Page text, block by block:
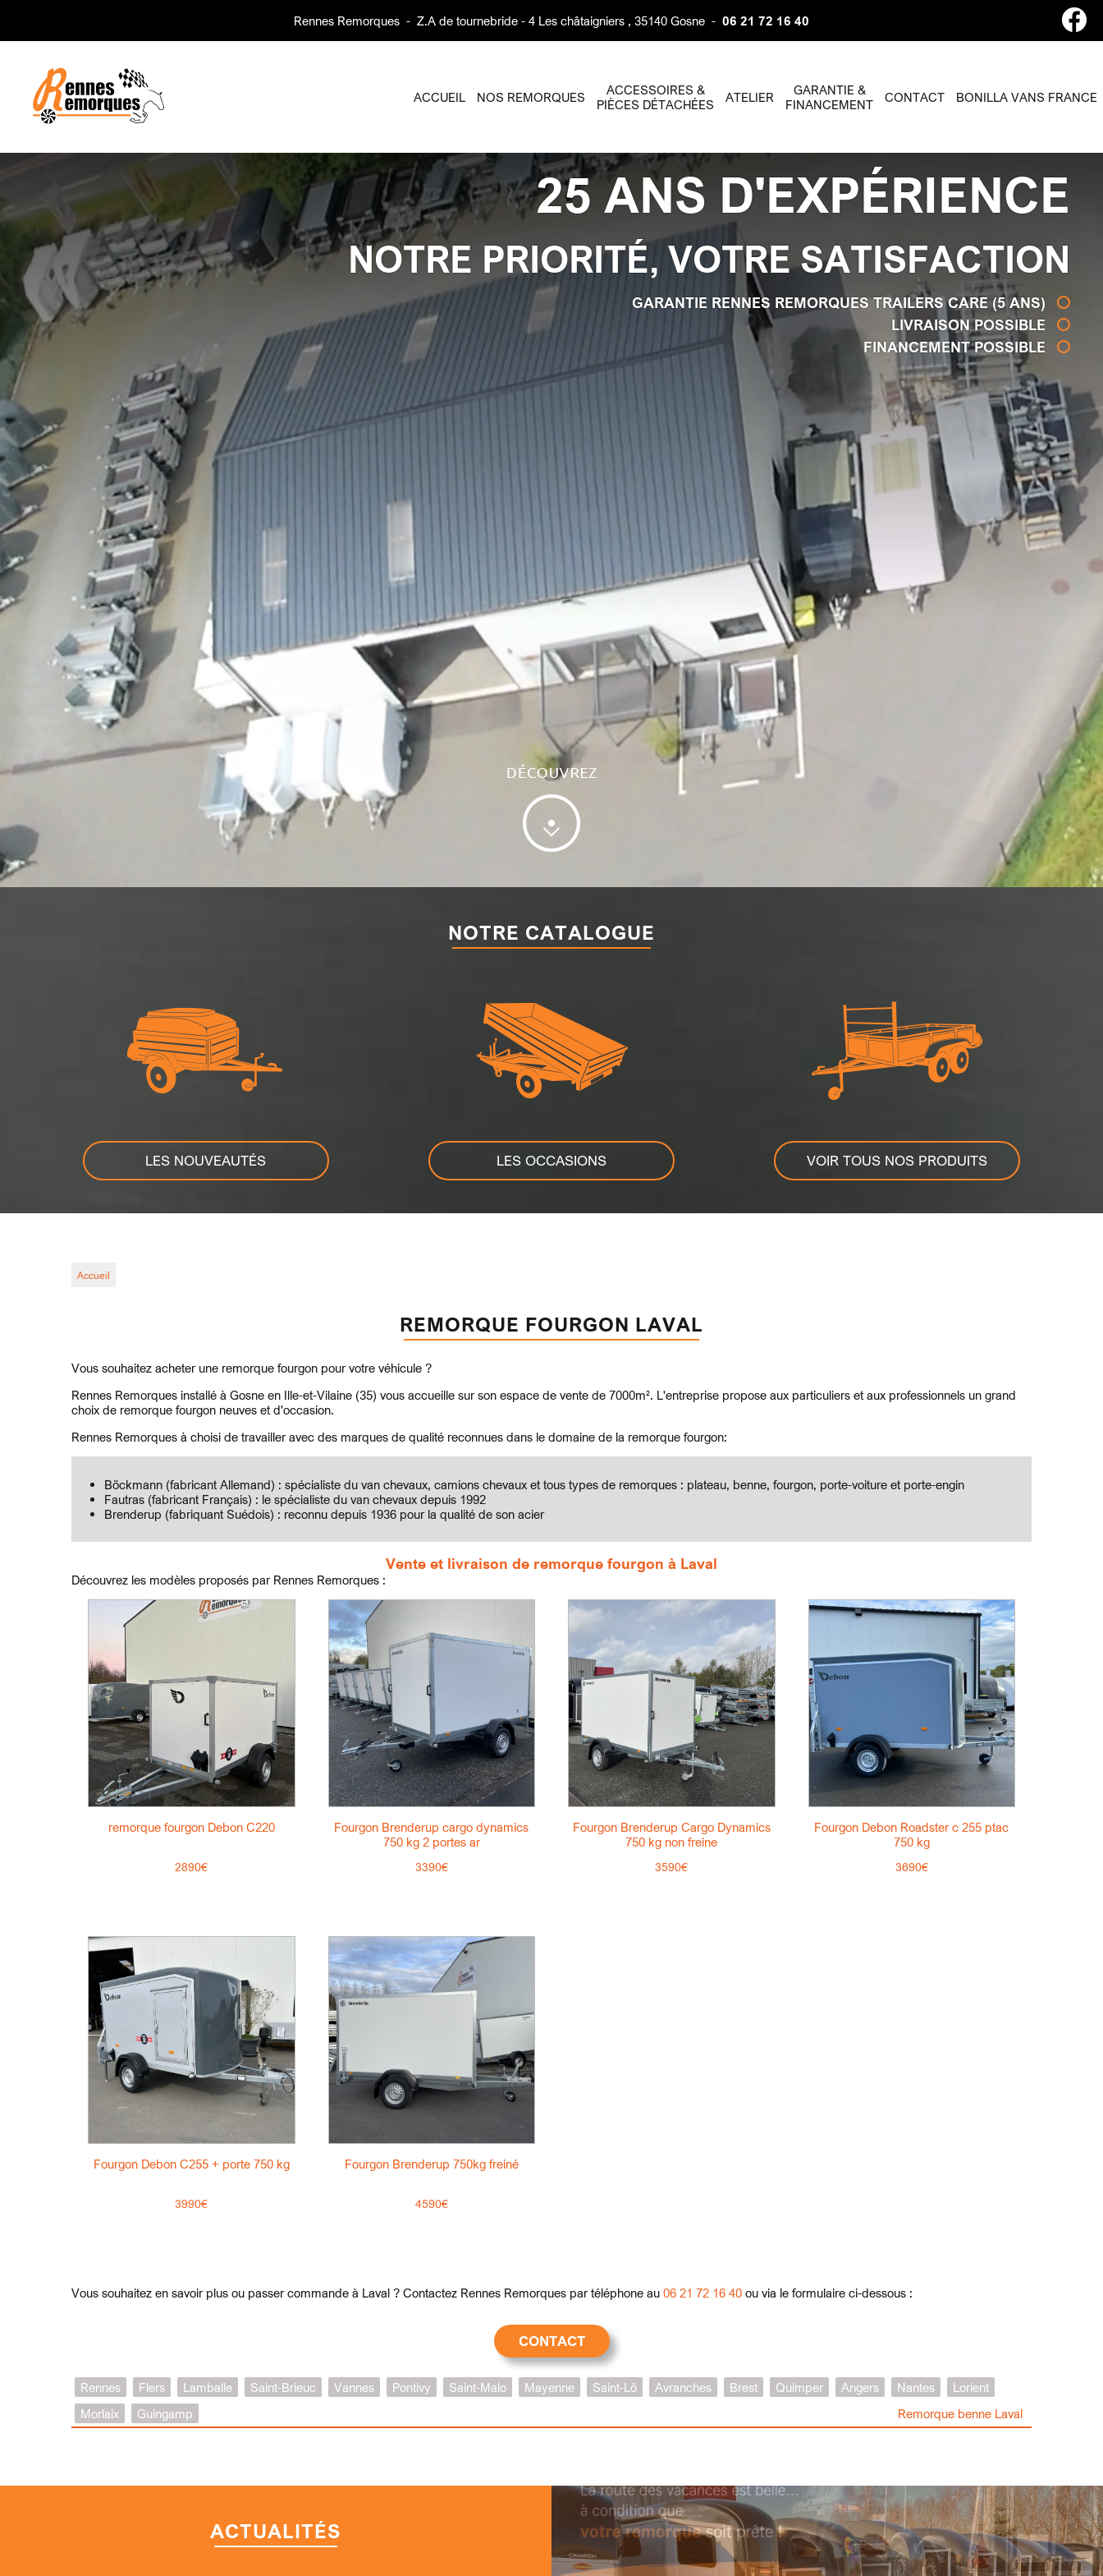
Rennes Remorques - Z.A de tournebride - 4 Les châtaigniers , 35140 Gosne - 06 21 72 16 40
ACCUEIL NOS REMORQUES
ACCESSOIRES &
PIÈCES DÉTACHÉES
ATELIER
GARANTIE &
FINANCEMENT
CONTACT BONILLA VANS FRANCE
25 ANS D'EXPÉRIENCE
NOTRE PRIORITÉ, VOTRE SATISFACTION
GARANTIE RENNES REMORQUES TRAILERS CARE (5 ANS)
LIVRAISON POSSIBLE
FINANCEMENT POSSIBLE
NOTRE CATALOGUE
LES NOUVEAUTÉS LES OCCASIONS VOIR TOUS NOS PRODUITS
Accueil
REMORQUE FOURGON LAVAL
Vous souhaitez acheter une remorque fourgon pour votre véhicule ?
Rennes Remorques installé à Gosne en Ille-et-Vilaine (35) vous accueille sur son espace de vente de 7000m². L'entreprise propose aux particuliers et aux professionnels un grand
choix de remorque fourgon neuves et d'occasion.
Rennes Remorques à choisi de travailler avec des marques de qualité reconnues dans le domaine de la remorque fourgon:
Böckmann (fabricant Allemand) : spécialiste du van chevaux, camions chevaux et tous types de remorques : plateau, benne, fourgon, porte-voiture et porte-engin
Fautras (fabricant Français) : le spécialiste du van chevaux depuis 1992
Brenderup (fabriquant Suédois) : reconnu depuis 1936 pour la qualité de son acier
Vente et livraison de remorque fourgon à Laval
Découvrez les modèles proposés par Rennes Remorques :
remorque fourgon Debon C220
2890€
Fourgon Brenderup cargo dynamics
750 kg 2 portes ar
3390€
Fourgon Brenderup Cargo Dynamics
750 kg non freine
3590€
Fourgon Debon Roadster c 255 ptac
750 kg
3690€
Fourgon Debon C255 + porte 750 kg
3990€
Fourgon Brenderup 750kg freiné
4590€
Vous souhaitez en savoir plus ou passer commande à Laval ? Contactez Rennes Remorques par téléphone au 06 21 72 16 40 ou via le formulaire ci-dessous :
CONTACT
Rennes Flers Lamballe Saint-Brieuc Vannes Pontivy Saint-Malo Mayenne Saint-Lô Avranches Brest Quimper Angers Nantes
Lorient
Morlaix
Guingamp Remorque benne Laval
ACTUALITÉS